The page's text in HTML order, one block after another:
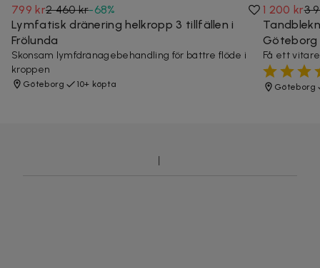
799 kr2 460 kr-68%
Lymfatisk dränering helkropp 3 tillfällen i
Frölunda
Skonsam lymfdränagebehandling för bättre flöde i
kroppen
Göteborg 10+ köpta
1 200 kr3
Göteborg
Få ett
Göteborg